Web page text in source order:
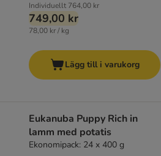
Individuellt 764,00 kr
749,00 kr
78,00 kr / kg
Lägg till i varukorg
Eukanuba Puppy Rich in
lamm med potatis
Ekonomipack: 24 x 400 g